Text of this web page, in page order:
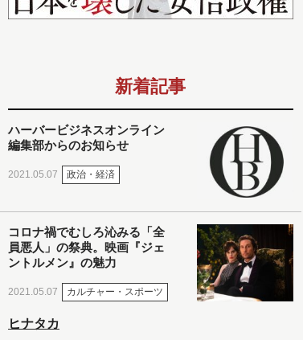
新着記事
ハーバービジネスオンライン
編集部からのお知らせ
2021.05.07 政治・経済
コロナ禍でむしろ沁みる「全
員悪人」の祭典。映画『ジェ
ントルメン』の魅力
2021.05.07 カルチャー・スポーツ
ヒナタカ